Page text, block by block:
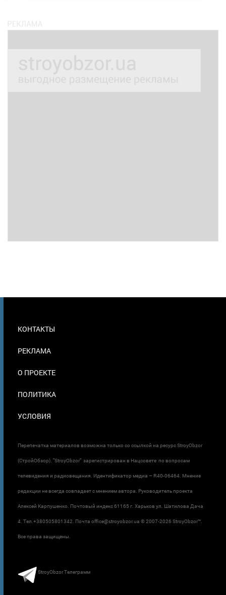
В
КОНТАКТЫ
РЕКЛАМА
О ПРОЕКТЕ
ПОЛИТИКА
УСЛОВИЯ
Перепечатка материалов возможна только со ссылкой на ресурс StroyObzor
(СтройОбзор). "StroyObzor" зарегистрирован в Нацсовете по вопросам
телевидения и радиовещания. Идентификатор медиа – R40-06464. Мнение
редакции не всегда совпадает с мнением автора. Руководитель проекта
Алексей Карпушенко. Почтовый индекс 61165 г. Харьков ул. Шатилова Дача
4. Тел.+380505801342. Почта office@stroyobzor.ua © 2007-2026 StroyObzor™.
Все права защищены.
StroyObzor Телеграмм